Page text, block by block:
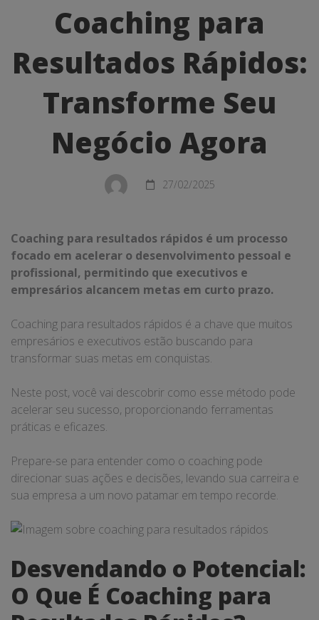
para
Resultados
Rápidos:
Transforme
Negócio
Coaching para
Resultados Rápidos:
Transforme Seu
Negócio Agora
27/02/2025
Coaching para resultados rápidos é um processo
focado em acelerar o desenvolvimento pessoal e
profissional, permitindo que executivos e
empresários alcancem metas em curto prazo.
Coaching para resultados rápidos é a chave que muitos
empresários e executivos estão buscando para
transformar suas metas em conquistas.
Neste post, você vai descobrir como esse método pode
acelerar seu sucesso, proporcionando ferramentas
práticas e eficazes.
Prepare-se para entender como o coaching pode
direcionar suas ações e decisões, levando sua carreira e
sua empresa a um novo patamar em tempo recorde.
Desvendando o Potencial:
O Que É Coaching para